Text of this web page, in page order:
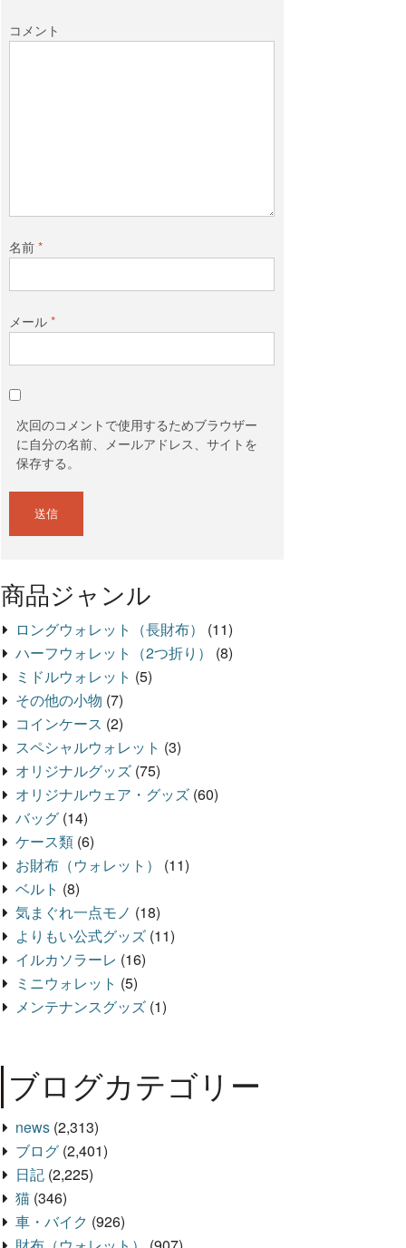
コメント
名前*
メール*
次回のコメントで使用するためブラウザー
に自分の名前、メールアドレス、サイトを
保存する。
商品ジャンル
ロングウォレット（長財布）
(11)
ハーフウォレット（2つ折り）
(8)
ミドルウォレット (5)
その他の小物 (7)
コインケース (2)
スペシャルウォレット (3)
オリジナルグッズ (75)
オリジナルウェア・グッズ (60)
バッグ (14)
ケース類 (6)
お財布（ウォレット）
(11)
ベルト (8)
気まぐれ一点モノ (18)
よりもい公式グッズ (11)
イルカソラーレ (16)
ミニウォレット (5)
メンテナンスグッズ (1)
ブログカテゴリー
news (2,313)
ブログ (2,401)
日記 (2,225)
猫 (346)
車・バイク (926)